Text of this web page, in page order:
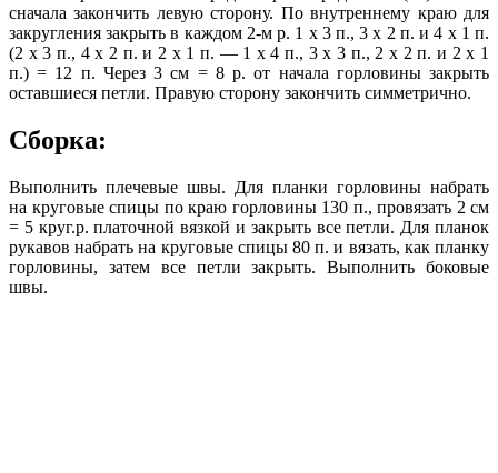
сначала закончить левую сторону. По внутреннему краю для
закругления закрыть в каждом 2-м р. 1 х 3 п., 3 х 2 п. и 4 х 1 п.
(2 х 3 п., 4 х 2 п. и 2 х 1 п. — 1 х 4 п., 3 х 3 п., 2 х 2 п. и 2 х 1
п.) = 12 п. Через 3 см = 8 р. от начала горловины закрыть
оставшиеся петли. Правую сторону закончить симметрично.
Сборка:
Выполнить плечевые швы. Для планки горловины набрать
на круговые спицы по краю горловины 130 п., провязать 2 см
= 5 круг.р. платочной вязкой и закрыть все петли. Для планок
рукавов набрать на круговые спицы 80 п. и вязать, как планку
горловины, затем все петли закрыть. Выполнить боковые
швы.